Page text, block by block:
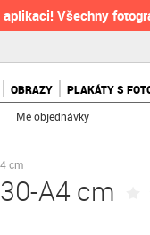
aplikaci! Všechny
OBRAZY PLAKÁTY S
Mé objednávky
cm
A4 cm